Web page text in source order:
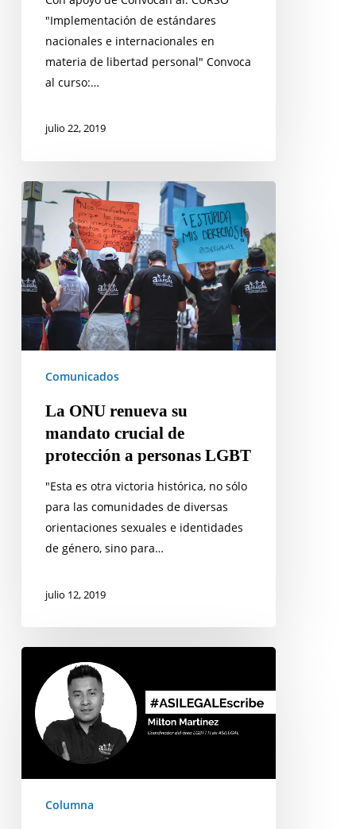
"Implementación de estándares
nacionales e internacionales en
materia de libertad personal" Convoca
al curso:…
julio 22, 2019
La
ONU
renueva
su
mandato
crucial
de
protección
a
personas
Comunicados
La ONU renueva su
mandato crucial de
protección a personas LGBT
"Esta es otra victoria histórica, no sólo
para las comunidades de diversas
orientaciones sexuales e identidades
de género, sino para…
julio 12, 2019
meses
del
Orgullo:
explotados
como
marketing,
Columna